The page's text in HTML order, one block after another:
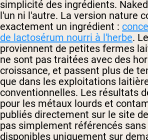
simplicité des ingrédients.
l'un ni l'autre. La version nature
exactement un ingrédient :
de lactosérum nourri à l'herbe.
proviennent de petites fermes
ne sont pas traitées avec des
croissance, et passent plus de
que dans les exploitations
conventionnelles. Les résultats
pour les métaux lourds et
publiés directement sur le site
pas simplement référencés sans
disponibles uniquement sur